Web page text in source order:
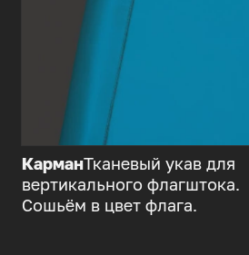
КарманТканевый укав для
вертикального флагштока.
Сошьём в цвет флага.